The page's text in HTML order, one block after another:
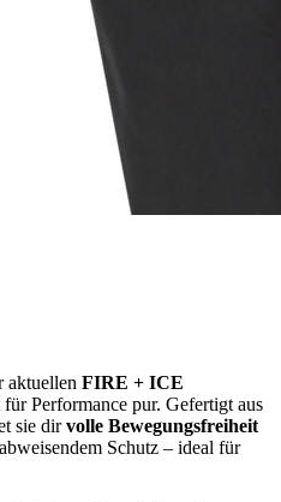
aktuellen FIRE + ICE
für Performance pur. Gefertigt aus
sie dirvolle Bewegungsfreiheit
Schutz – ideal für